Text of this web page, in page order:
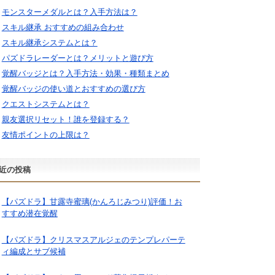
モンスターメダルとは？入手方法は？
スキル継承 おすすめの組み合わせ
スキル継承システムとは？
パズドラレーダーとは？メリットと遊び方
覚醒バッジとは？入手方法・効果・種類まとめ
覚醒バッジの使い道とおすすめの選び方
クエストシステムとは？
親友選択リセット！誰を登録する？
友情ポイントの上限は？
の投稿
【パズドラ】甘露寺蜜璃(かんろじみつり)評価！お
すすめ潜在覚醒
【パズドラ】クリスマスアルジェのテンプレパーテ
ィ編成とサブ候補